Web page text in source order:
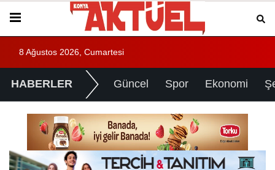
8 Ağustos 2026, Cumartesi
HABERLER Güncel Spor Ekonomi